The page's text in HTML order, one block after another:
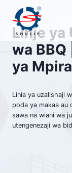
content
Linje ya
wa BBQ
ya
Linia ya uzalishaji
poda ya makaa au
sawa na wiani wa
utengenezaji wa